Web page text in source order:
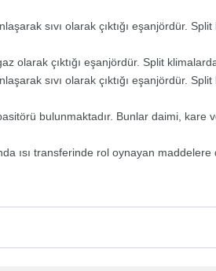
sıvı olarak çıktığı eşanjördür. Split
olarak çıktığı eşanjördür. Split
sıvı olarak çıktığı eşanjördür. Split
bulunmaktadır. Bunlar daimi, kare
ısı transferinde rol oynayan maddelere